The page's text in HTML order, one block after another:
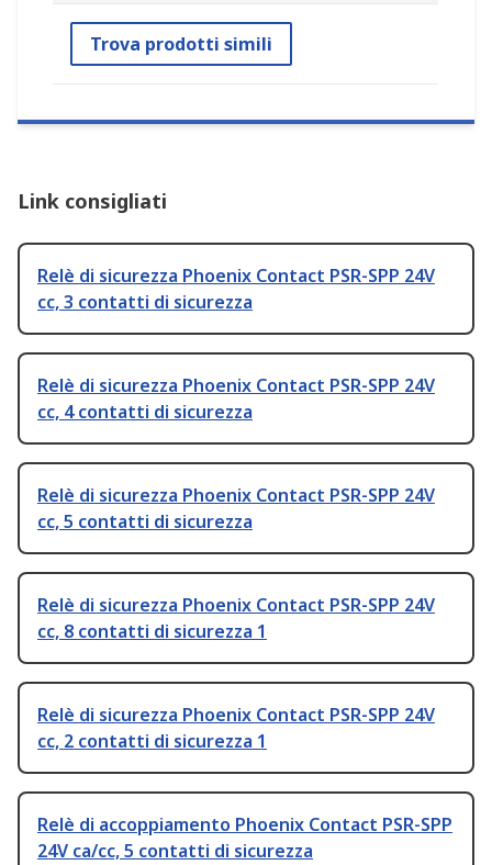
Trova prodotti simili
Link consigliati
Relè di sicurezza Phoenix Contact PSR-SPP 24V
cc, 3 contatti di sicurezza
Relè di sicurezza Phoenix Contact PSR-SPP 24V
cc, 4 contatti di sicurezza
Relè di sicurezza Phoenix Contact PSR-SPP 24V
cc, 5 contatti di sicurezza
Relè di sicurezza Phoenix Contact PSR-SPP 24V
cc, 8 contatti di sicurezza 1
Relè di sicurezza Phoenix Contact PSR-SPP 24V
cc, 2 contatti di sicurezza 1
Relè di accoppiamento Phoenix Contact PSR-SPP
24V ca/cc, 5 contatti di sicurezza